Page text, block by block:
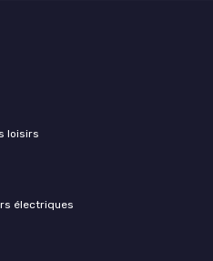
loisirs
électriques